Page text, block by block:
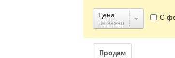
Цена
Не важно
С
Продам